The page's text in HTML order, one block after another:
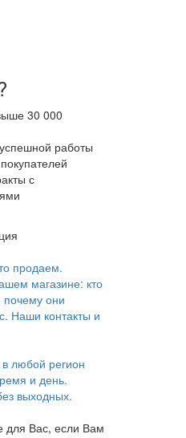
30 000
работы
с
продаем.
магазине: кто
они
Наши контакты и
любой регион
и день.
выходных.
Вас, если Вам